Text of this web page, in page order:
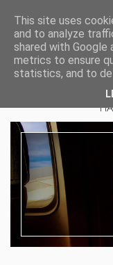
This site uses
and to analyze
shared with Google
metrics to ensure
statistics, and to